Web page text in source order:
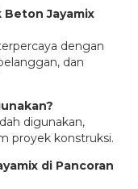
Beton Jayamix
dengan
dan
digunakan,
proyek konstruksi.
di Pancoran